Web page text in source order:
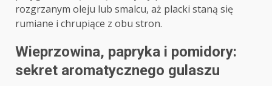
rozgrzanym oleju lub smalcu, aż placki staną się
rumiane i chrupiące z obu stron.
Wieprzowina, papryka i pomidory:
sekret aromatycznego gulaszu